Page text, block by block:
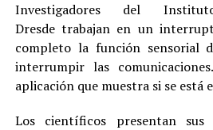
Investigadores del
Dresde trabajan en un
completo la función sensorial
interrumpir las
aplicación que muestra si se está
Los científicos presentan